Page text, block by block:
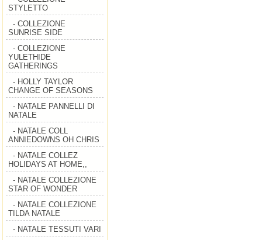
STYLETTO
- COLLEZIONE
SUNRISE SIDE
- COLLEZIONE
YULETHIDE
GATHERINGS
- HOLLY TAYLOR
CHANGE OF SEASONS
- NATALE PANNELLI DI
NATALE
- NATALE COLL
ANNIEDOWNS OH CHRIS
- NATALE COLLEZ
HOLIDAYS AT HOME,,
- NATALE COLLEZIONE
STAR OF WONDER
- NATALE COLLEZIONE
TILDA NATALE
- NATALE TESSUTI VARI